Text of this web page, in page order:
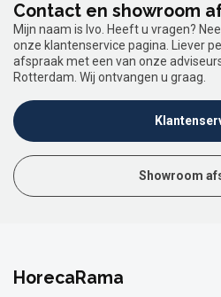
Contact en showroom
Mijn naam is Ivo. Heeft u vragen?
onze klantenservice pagina. Liever
afspraak met een van onze
Rotterdam. Wij ontvangen u graag.
Showroom
HorecaRama